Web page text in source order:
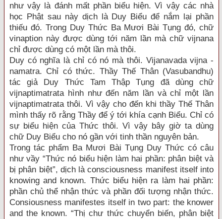
như vậy là đánh mất phần biểu hiện. Vì vậy các nhà
học Phật sau này dịch là Duy Biểu để nắm lại phần
thiếu đó. Trong Duy Thức Ba Mươi Bài Tụng đó, chữ
vinaption này được dùng tới năm lần mà chữ vijnana
chỉ được dùng có một lần mà thôi.
Duy có nghĩa là chỉ có nó mà thôi. Vijanavada vijna -
namatra. Chỉ có thức. Thầy Thế Thân (Vasubandhu)
tác giả Duy Thức Tam Thập Tụng đã dùng chữ
vijnaptimatrata hình như đến năm lần và chỉ một lần
vijnaptimatrata thôi. Vì vậy cho đến khi thầy Thế Thân
mình thấy rõ rằng Thầy để ý tới khía cạnh Biểu. Chỉ có
sự biểu hiện của Thức thôi. Vì vậy bây giờ ta dùng
chữ Duy Biểu cho nó gần với tinh thần nguyên bản.
Trong tác phẩm Ba Mươi Bài Tụng Duy Thức có câu
như vầy “Thức nó biểu hiện làm hai phần: phân biệt và
bị phân biệt”, dịch là consciousness manifest itself into
knowing and known. Thức biểu hiện ra làm hai phần:
phần chủ thể nhận thức và phần đối tượng nhận thức.
Consiousness manifestes itself in two part: the knower
and the known. “Thị chư thức chuyển biến, phân biệt